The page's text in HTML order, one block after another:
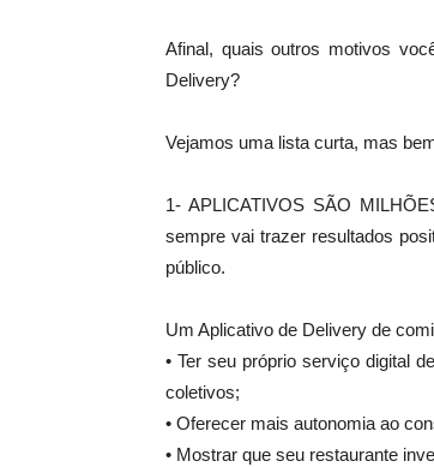
Afinal, quais outros motivos
Delivery?
Vejamos uma lista curta, mas
1- APLICATIVOS SÃO
sempre vai trazer resultados
público.
Um Aplicativo de Delivery de
• Ter seu próprio serviço digital
coletivos;
• Oferecer mais autonomia ao
• Mostrar que seu restaurante